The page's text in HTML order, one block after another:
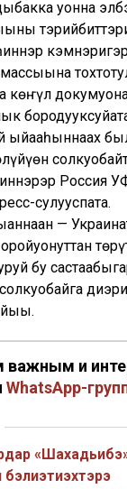
уонна
көҥүл
ыйааһыннаах
Россия
сулууспата.
—
бу
важным и
WhatsApp-